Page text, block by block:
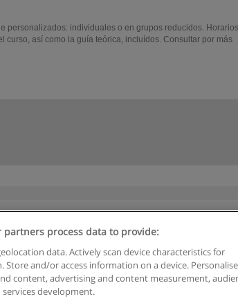
personalizados: individuales o en grupos reducidos. Horarios
curso, así como la guía teórica, incluídos. Consultar por más
Contactar con Educaedu
: B-95610580: -www.educaedu.com.ar
partners process data to provide:
data. Actively scan device characteristics for
Store and/or access information on a device.
content, advertising and content measurement,
services development.